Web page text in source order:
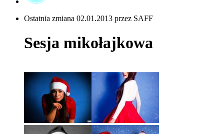
Ostatnia zmiana 02.01.2013 przez SAFF
Sesja mikołajkowa